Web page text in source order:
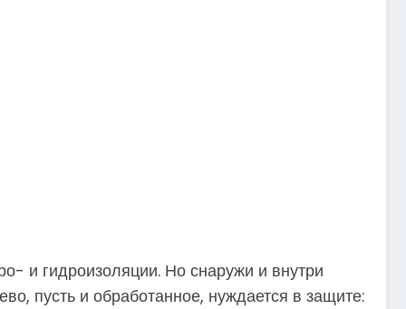
и гидроизоляции. Но снаружи и внутри
пусть и обработанное, нуждается в защите: